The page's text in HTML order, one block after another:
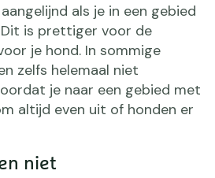
als je in een gebied
is prettiger voor de
je hond. In sommige
zelfs helemaal niet
je naar een gebied met
altijd even uit of honden er
niet